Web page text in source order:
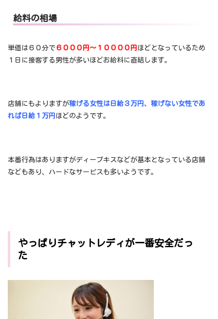
給料の相場
単価は６０分で ６０００円～１００００円 ほどとなっているため
１日に接客する男性が多いほどお給料に直結します。
店舗にもよりますが稼げる女性は日給３万円、稼げない女性であ
れば日給１万円 ほどのようです。
本番行為はありますがディープキスなどが基本となっている店舗
などもあり、ハードなサービスも多いようです。
やっぱりチャットレディが一番安全だっ
た